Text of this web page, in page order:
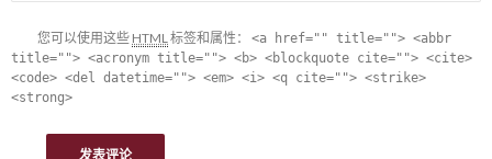
您可以使用这些 HTML标签和属性： <a href="" title=""> <abbr
title=""> <acronym title=""> <b> <blockquote cite=""> <cite>
<code> <del datetime=""> <em> <i> <q cite=""> <strike>
<strong>